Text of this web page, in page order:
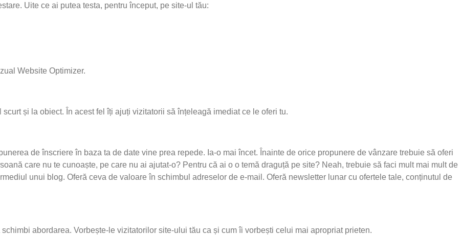
Uite ce ai putea testa, pentru început, pe site-ul tău:
Website Optimizer.
și la obiect. În acest fel îți ajuți vizitatorii să înțeleagă imediat ce le oferi tu.
de înscriere în baza ta de date vine prea repede. Ia-o mai încet. Înainte de orice propunere de vânzare trebuie să oferi
care nu te cunoaște, pe care nu ai ajutat-o? Pentru că ai o o temă draguță pe site? Neah, trebuie să faci mult mai mult de
unui blog. Oferă ceva de valoare în schimbul adreselor de e-mail. Oferă newsletter lunar cu ofertele tale, conținutul de
abordarea. Vorbește-le vizitatorilor site-ului tău ca și cum îi vorbești celui mai apropriat prieten.